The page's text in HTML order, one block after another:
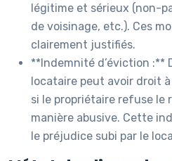
légitime et sérieux (non-
de voisinage, etc.). Ces
clairement justifiés.
**Indemnité d’éviction :**
locataire peut avoir droit
si le propriétaire refuse le
manière abusive. Cette
le préjudice subi par le